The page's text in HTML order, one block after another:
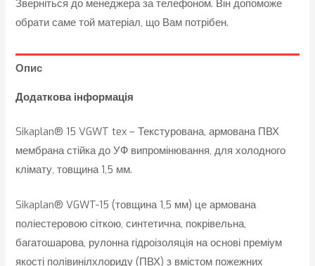
Зверніться до менеджера за телефоном. Він допоможе
обрати саме той матеріал, що Вам потрібен.
Опис
Додаткова інформація
Sikaplan® 15 VGWT tex – Текстурована, армована ПВХ
мембрана стійка до УФ випромінювання, для холодного
клімату, товщина 1,5 мм.
Sikaplan® VGWT-15 (товщина 1,5 мм) це армована
поліестеровою сіткою, синтетична, покрівельна,
багатошарова, рулонна гідроізоляція на основі преміум
якості полівинілхлориду (ПВХ) з вмістом пожежних